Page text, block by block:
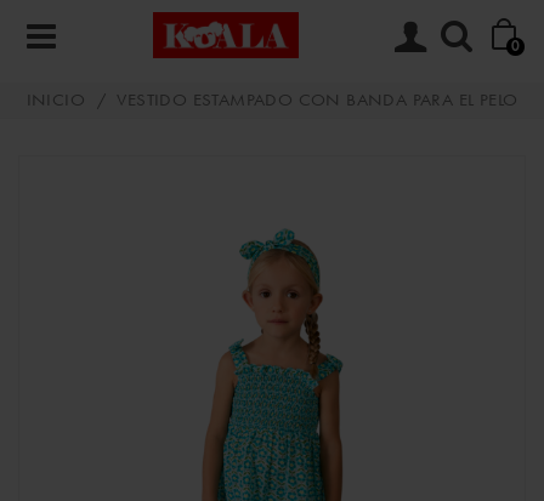
0
INICIO / VESTIDO ESTAMPADO CON BANDA PARA EL PELO